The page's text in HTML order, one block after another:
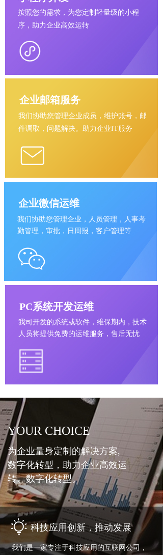
按照您的需求，为您定制轻量级的小程
序，助力企业高效运转
企业邮箱服务
我们协助您管理企业成员，维护账号，邮
件调取，问题解决。助力企业IT服务
企业微信运维
我们协助您管理企业，人员管理，人事考
勤管理，审批，日周报，客户管理等
PC系统开发运维
我司 开发的系统或软件，维保期内，技术
人员将提供免费的运维服务，售后无忧
科技应用创新，推动发展
我们是一家专注于科技应用的互联网公司，
YOUR CHOICE
为企业量身定制的解决方案,
数字化转型，助力企业高效运
转、数字化转型。